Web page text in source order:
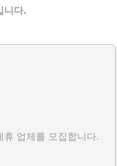
니다.
휴 업체를 모집합니다.